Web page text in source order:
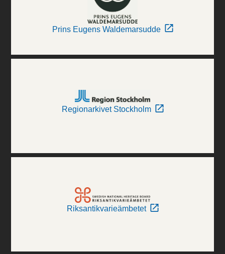
Prins Eugens Waldemarsudde
Regionarkivet Stockholm
Riksantikvarieämbetet